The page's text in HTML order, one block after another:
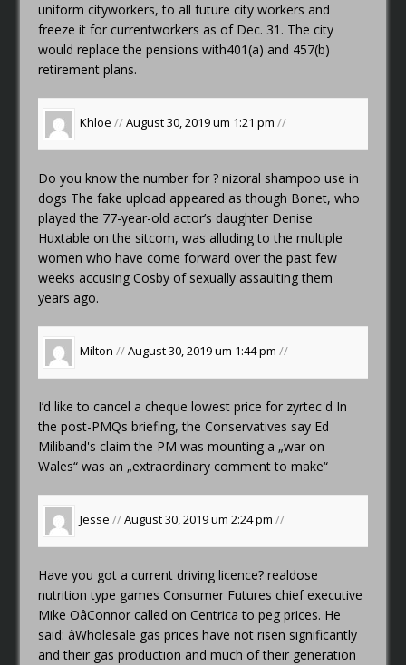
uniform cityworkers, to all future city workers and
freeze it for currentworkers as of Dec. 31. The city
would replace the pensions with401(a) and 457(b)
retirement plans.
Khloe //August 30, 2019 um 1:21 pm//
Do you know the number for ?nizoral shampoo use in
dogs The fake upload appeared as though Bonet, who
played the 77-year-old actor’s daughter Denise
Huxtable on the sitcom, was alluding to the multiple
women who have come forward over the past few
weeks accusing Cosby of sexually assaulting them
years ago.
Milton //August 30, 2019 um 1:44 pm//
I’d like to cancel a chequelowest price for zyrtec d In
the post-PMQs briefing, the Conservatives say Ed
Miliband's claim the PM was mounting a „war on
Wales“ was an „extraordinary comment to make“
Jesse //August 30, 2019 um 2:24 pm//
Have you got a current driving licence?realdose
nutrition type games Consumer Futures chief executive
Mike OâConnor called on Centrica to peg prices. He
said: âWholesale gas prices have not risen significantly
and their gas production and much of their generation